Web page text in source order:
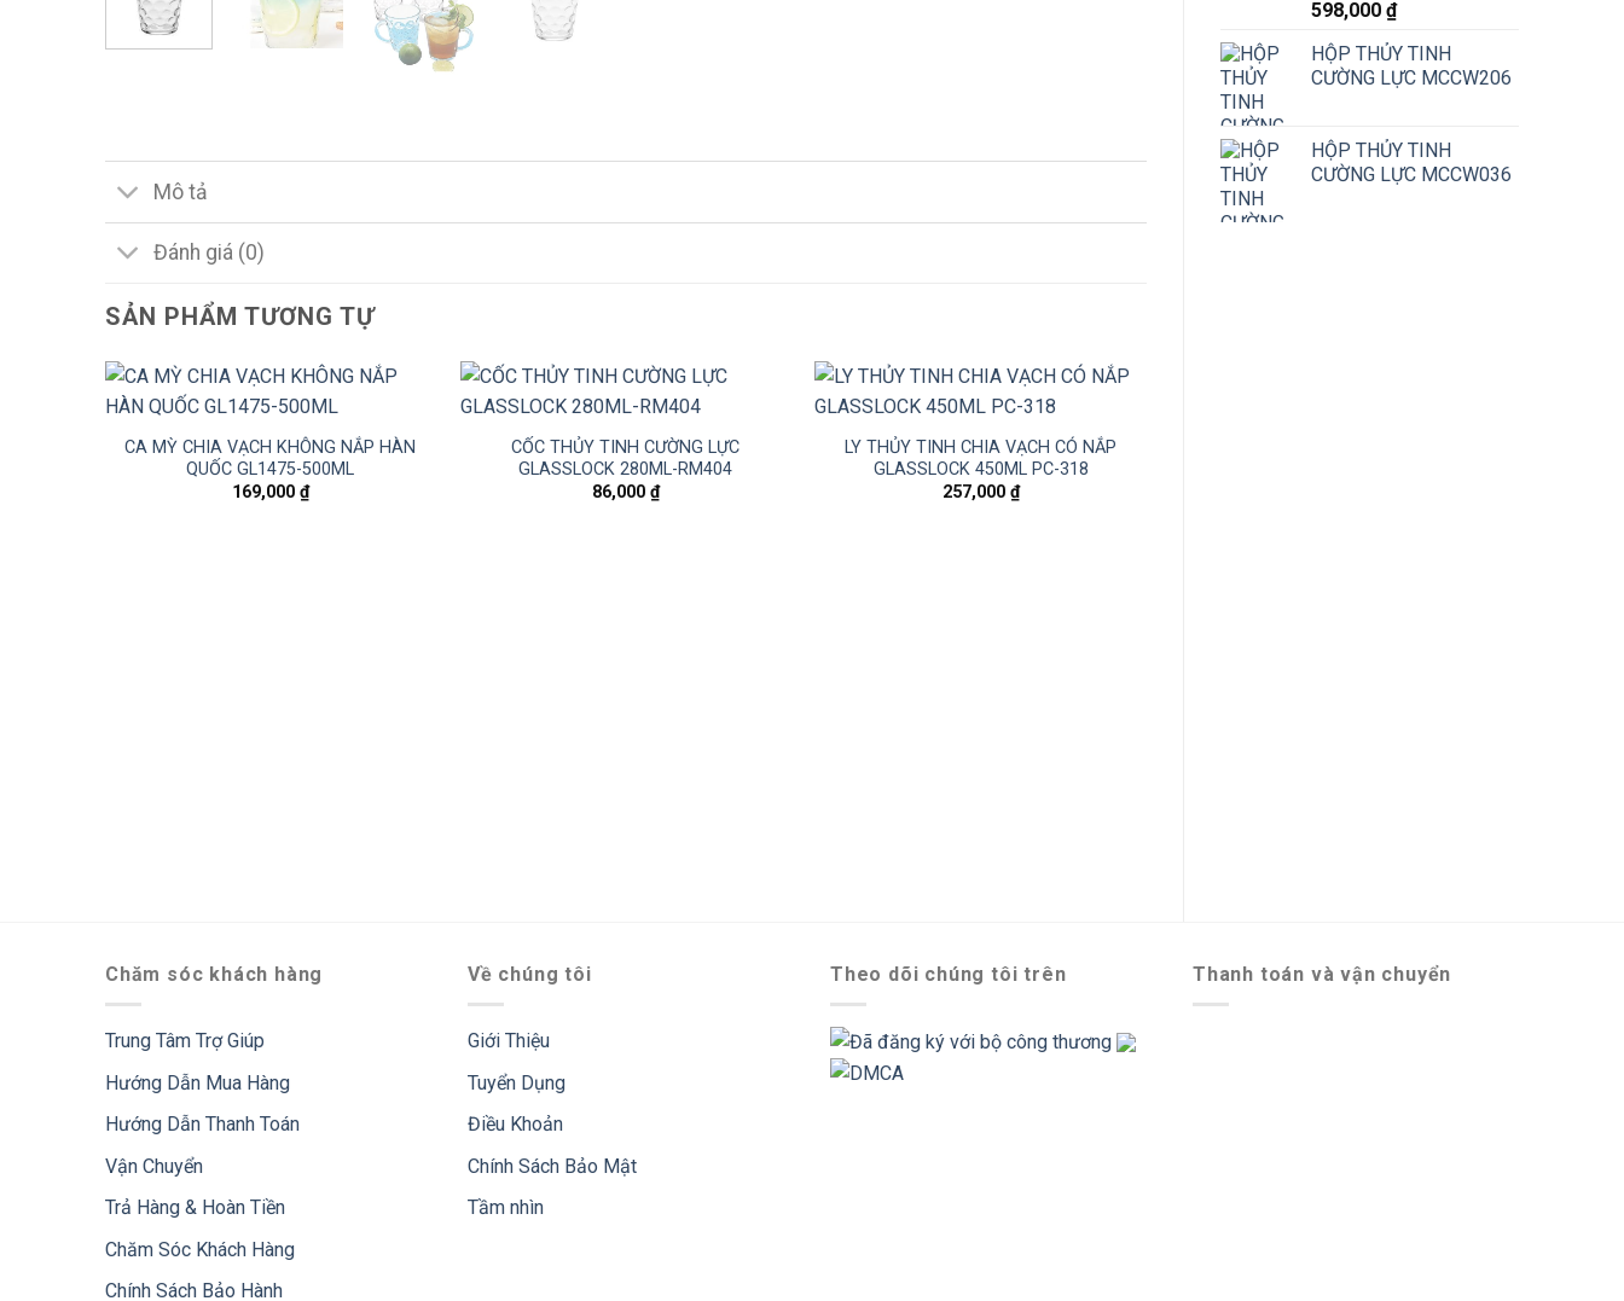
598,000 ₫
HỘP THỦY TINH
CƯỜNG LỰC MCCW206
HỘP THỦY TINH
CƯỜNG LỰC MCCW036
Mô tả
Đánh giá (0)
SẢN PHẨM TƯƠNG TỰ
CA MỲ CHIA VẠCH KHÔNG NẮP HÀN
QUỐC GL1475-500ML
169,000 ₫
CỐC THỦY TINH CƯỜNG LỰC
GLASSLOCK 280ML-RM404
86,000 ₫
LY THỦY TINH CHIA VẠCH CÓ NẮP
GLASSLOCK 450ML PC-318
257,000 ₫
Chăm sóc khách hàng
Trung Tâm Trợ Giúp
Hướng Dẫn Mua Hàng
Hướng Dẫn Thanh Toán
Vận Chuyển
Trả Hàng & Hoàn Tiền
Chăm Sóc Khách Hàng
Chính Sách Bảo Hành
Về chúng tôi
Giới Thiệu
Tuyển Dụng
Điều Khoản
Chính Sách Bảo Mật
Tầm nhìn
Theo dõi chúng tôi trên Thanh toán và vận chuyển